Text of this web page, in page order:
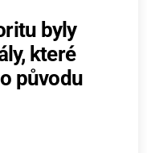
byly
které
původu